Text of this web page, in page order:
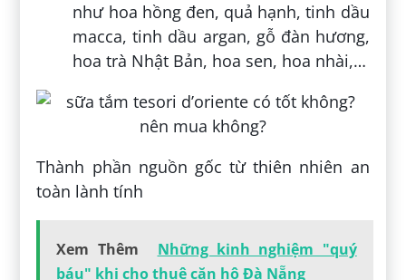
như hoa hồng đen, quả hạnh, tinh dầu
macca, tinh dầu argan, gỗ đàn hương,
hoa trà Nhật Bản, hoa sen, hoa nhài,…
Thành phần nguồn gốc từ thiên nhiên an
toàn lành tính
Xem Thêm
Những kinh nghiệm "quý
báu" khi cho thuê căn hộ Đà Nẵng